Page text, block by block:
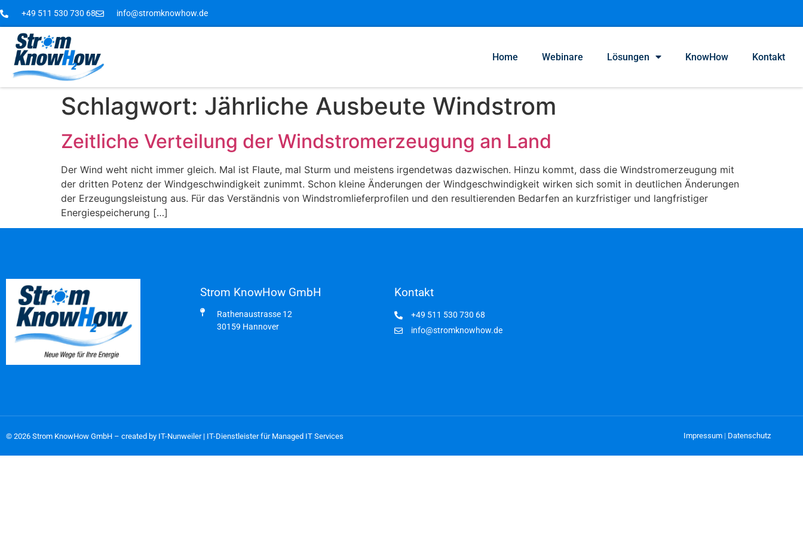
+49 511 530 730 68 info@stromknowhow.de
Home Webinare Lösungen KnowHow Kontakt
Schlagwort: Jährliche Ausbeute Windstrom
Zeitliche Verteilung der Windstromerzeugung an Land
Der Wind weht nicht immer gleich. Mal ist Flaute, mal Sturm und meistens irgendetwas dazwischen. Hinzu kommt, dass die Windstromerzeugung mit
der dritten Potenz der Windgeschwindigkeit zunimmt. Schon kleine Änderungen der Windgeschwindigkeit wirken sich somit in deutlichen Änderungen
der Erzeugungsleistung aus. Für das Verständnis von Windstromlieferprofilen und den resultierenden Bedarfen an kurzfristiger und langfristiger
Energiespeicherung […]
Strom KnowHow GmbH
Rathenaustrasse 12
30159 Hannover
Kontakt
+49 511 530 730 68
info@stromknowhow.de
© 2026 Strom KnowHow GmbH – created by IT-Nunweiler | IT-Dienstleister für Managed IT Services Impressum Datenschutz